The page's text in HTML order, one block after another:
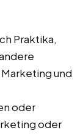
Praktika,
und
oder
oder